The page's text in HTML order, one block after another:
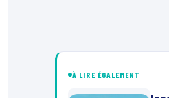
À LIRE ÉGALEMENT